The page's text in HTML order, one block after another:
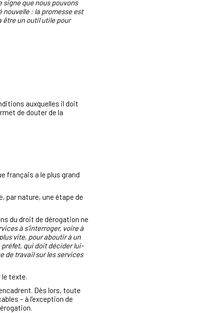
signe que nous pouvons
: la promesse est
être un outil utile pour
auxquelles il doit
de douter de la
français a le plus grand
par nature, une étape de
du droit de dérogation ne
à s’interroger, voire à
vite, pour aboutir à un
préfet, qui doit décider lui-
de travail sur les services
texte.
Dès lors, toute
– à l’exception de